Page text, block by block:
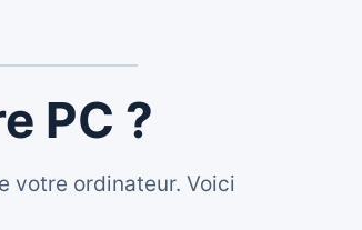
PC ?
votre ordinateur. Voici